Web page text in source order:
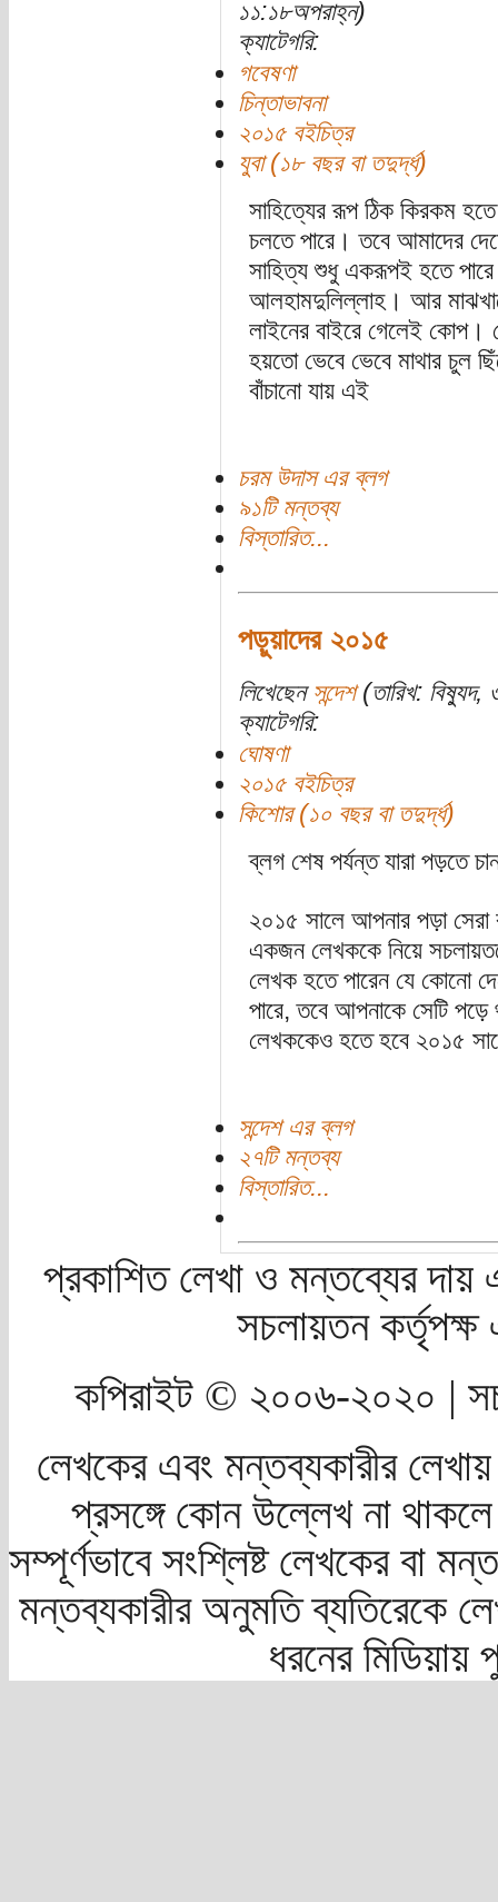
১১:১৮অপরাহ্ন)
ক্যাটেগরি:
গবেষণা
চিন্তাভাবনা
২০১৫ বইচিত্র
যুবা (১৮ বছর বা তদুর্দ্ধ)
সাহিত্যের রূপ ঠিক কিরকম
চলতে পারে। তবে আমাদের
সাহিত্য শুধু একরূপই হতে
আলহামদুলিল্লাহ। আর
লাইনের বাইরে গেলেই কোপ।
হয়তো ভেবে ভেবে মাথার চুল
বাঁচানো যায় এই
চরম উদাস এর ব্লগ
৯১টি মন্তব্য
বিস্তারিত...
পড়ুয়াদের ২০১৫
লিখেছেন সন্দেশ(তারিখ: বিষ্যুদ,
ক্যাটেগরি:
ঘোষণা
২০১৫ বইচিত্র
কিশোর (১০ বছর বা তদুর্দ্ধ)
ব্লগ শেষ পর্যন্ত যারা পড়তে
২০১৫ সালে আপনার পড়া
একজন লেখককে নিয়ে
লেখক হতে পারেন যে কোনো
পারে, তবে আপনাকে সেটি
লেখককেও হতে হবে ২০১৫
সন্দেশ এর ব্লগ
২৭টি মন্তব্য
বিস্তারিত...
প্রকাশিত লেখা ও মন্তব্যের দায়
সচলায়তন
কপিরাইট © ২০০৬-২০২০ |
লেখকের এবং মন্তব্যকারীর
প্রসঙ্গে কোন উল্লেখ না
সম্পূর্ণভাবে সংশ্লিষ্ট লেখকের বা
মন্তব্যকারীর অনুমতি ব্যতিরেকে
ধরনের মিডিয়ায়